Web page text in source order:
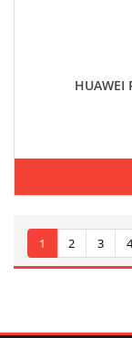
HUAWEI
1 2 3 4